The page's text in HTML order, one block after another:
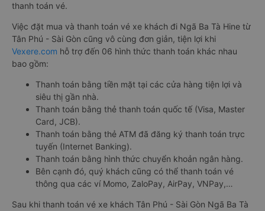
thanh toán vé.
Việc đặt mua và thanh toán vé xe khách đi Ngã Ba Tà Hine từ
Tân Phú - Sài Gòn cũng vô cùng đơn giản, tiện lợi khi
Vexere.com hỗ trợ đến 06 hình thức thanh toán khác nhau
bao gồm:
Thanh toán bằng tiền mặt tại các cửa hàng tiện lợi và
siêu thị gần nhà.
Thanh toán bằng thẻ thanh toán quốc tế (Visa, Master
Card, JCB).
Thanh toán bằng thẻ ATM đã đăng ký thanh toán trực
tuyến (Internet Banking).
Thanh toán bằng hình thức chuyển khoản ngân hàng.
Bên cạnh đó, quý khách cũng có thể thanh toán vé
thông qua các ví Momo, ZaloPay, AirPay, VNPay,…
Sau khi thanh toán vé xe khách Tân Phú - Sài Gòn Ngã Ba Tà